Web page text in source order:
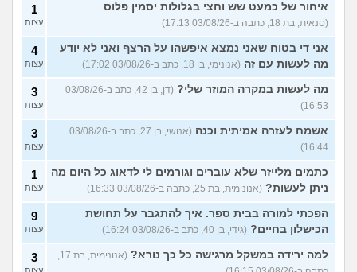
איחור של כמעט שש וחצי בגלולות יסמין פלוס
(סנאית, בת 18, כתבה ב-03/08/26 17:13)
1
עצות
אני די בטוח שאני נמצא איפשהו על הרצף ואני לא יודע
מה לעשות עם זה (אנונימי, בן 18, כתב ב-03/08/26 17:02)
4
עצות
מה לעשות במקרה המוזר שלי?
(דן, בן 42, כתב ב-03/08/26
16:53)
3
עצות
אשמח לעזרה אמיתית וכנה
(אנושי, בן 27, כתב ב-03/08/26
16:44)
3
עצות
כתמים מלייזר שלא עוברים וגורמים לי לדאוג כל היום מה
ניתן לעשות? (אנונימית, בת 25, כתבה ב-03/08/26 16:33)
1
עצות
הפכתי למורה בבית ספר. איך להתגבר על תחושת
הכישלון בחיים? (גידי, בן 40, כתב ב-03/08/26 16:24)
9
עצות
למה ירידה במשקל מרגישה כל כך נורא?
(אנונימית, בת 17,
3